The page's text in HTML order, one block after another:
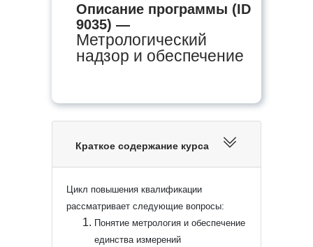
Описание программы (ID
9035) —
Метрологический
надзор и обеспечение
Краткое содержание курса
Цикл повышения квалификации
рассматривает следующие вопросы:
Понятие метрология и обеспечение
единства измерений